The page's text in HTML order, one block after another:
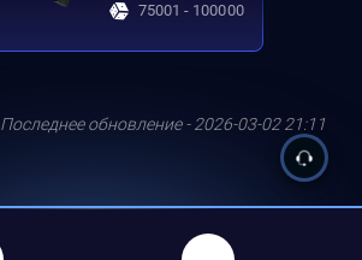
75001 - 100000
Последнее обновление - 2026-03-02 21:11